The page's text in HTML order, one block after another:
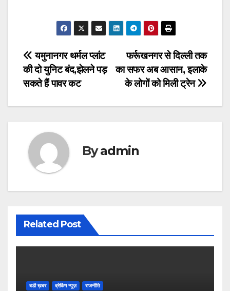
Post
navigation
फर्रूखनगर से दिल्‍ली तक
का सफर अब आसान, इलाके
के लोगों को मिली ट्रेन
यमुनानगर थर्मल प्लांट
की दो युनिट बंद,झेलने पड़
सकते हैं पावर कट
Byadmin
Related Post
बडी ख़बर ब्रेकिंग न्यूज़ राजनीति